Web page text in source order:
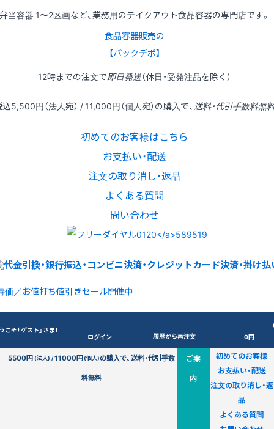
当容器 1〜2区画など、業務用のテイクアウト食品容器の専門店です。
食品容器販売の
【パックデポ】
12時までの注文で即日発送（休日・受発注品を除く）
込5,500円（法人宛） / 11,000円（個人宛）の購入で、 送料・代引手数料無
初めてのお客様はこちら
お支払い・配送
注文の取り消し・返品
よくある質問
問い合わせ
価／お値打ち値引きセール開催中
こそ「ゲスト」さま！
ログイン 履歴から再注文
0円
5500円(法人) /11000円(個人)の購入で、送料・代引手数
料無料
ご案
内
初めてのお客様
お支払い・配送
注文の取り消し・返
品
よくある質問